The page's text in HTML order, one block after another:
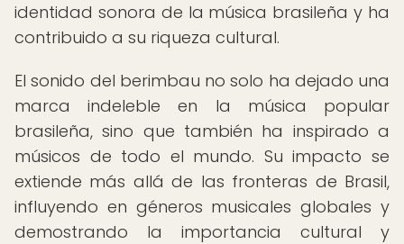
identidad sonora de la música brasileña y ha
contribuido a su riqueza cultural.
El sonido del berimbau no solo ha dejado una
marca indeleble en la música popular
brasileña, sino que también ha inspirado a
músicos de todo el mundo. Su impacto se
extiende más allá de las fronteras de Brasil,
influyendo en géneros musicales globales y
demostrando la importancia cultural y